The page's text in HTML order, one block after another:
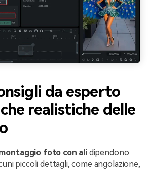
da esperto
realistiche delle
foto con alidipendono
piccoli dettagli, come angolazione,